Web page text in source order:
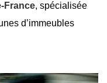
France, spécialisée
d’immeubles